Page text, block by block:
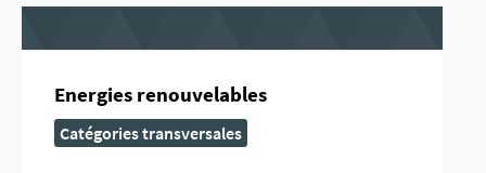
Energies renouvelables
Catégories transversales